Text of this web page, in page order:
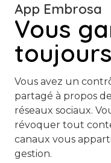
Vous
App Embrosa
Vous avez un
partagé à propos
réseaux sociaux.
révoquer tout
canaux vous
gestion.